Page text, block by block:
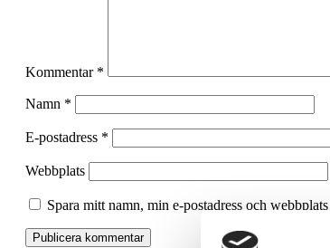
Kommentar *
Namn *
E-postadress *
Webbplats
Spara mitt namn, min e-postadress och